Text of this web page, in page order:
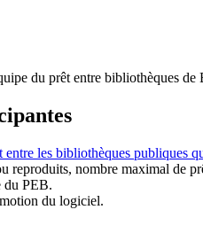
du prêt entre bibliothèques
entre les bibliothèques publiques
reproduits, nombre maximal de
du PEB.
du logiciel.